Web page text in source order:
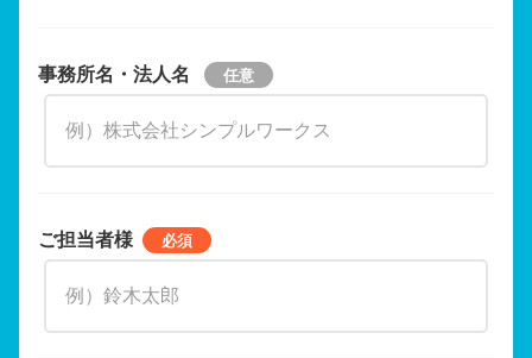
事務所名・法人名
ご担当者様